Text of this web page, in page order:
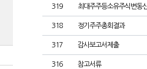
319 최대주주등소유주식변동
318 정기주주총회결과
317 감사보고서제출
316 참고서류